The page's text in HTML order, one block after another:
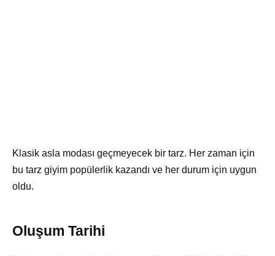
Klasik asla modası geçmeyecek bir tarz. Her zaman için
bu tarz giyim popülerlik kazandı ve her durum için uygun
oldu.
Oluşum Tarihi